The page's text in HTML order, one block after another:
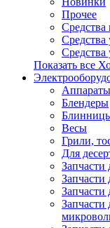
Прочее
Средства
Средства
Средства
Показать все
Блендеры
Весы
Грили,
Для
Запчасти
Запчасти